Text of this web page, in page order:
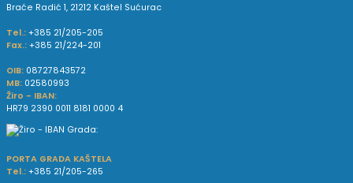
Braće Radić 1, 21212 Kaštel Sućurac
Tel.: +385 21/205-205
Fax.: +385 21/224-201
OIB: 08727843572
MB: 02580993
Žiro - IBAN:
HR79 2390 0011 8181 0000 4
PORTA GRADA KAŠTELA
Tel.: +385 21/205-265